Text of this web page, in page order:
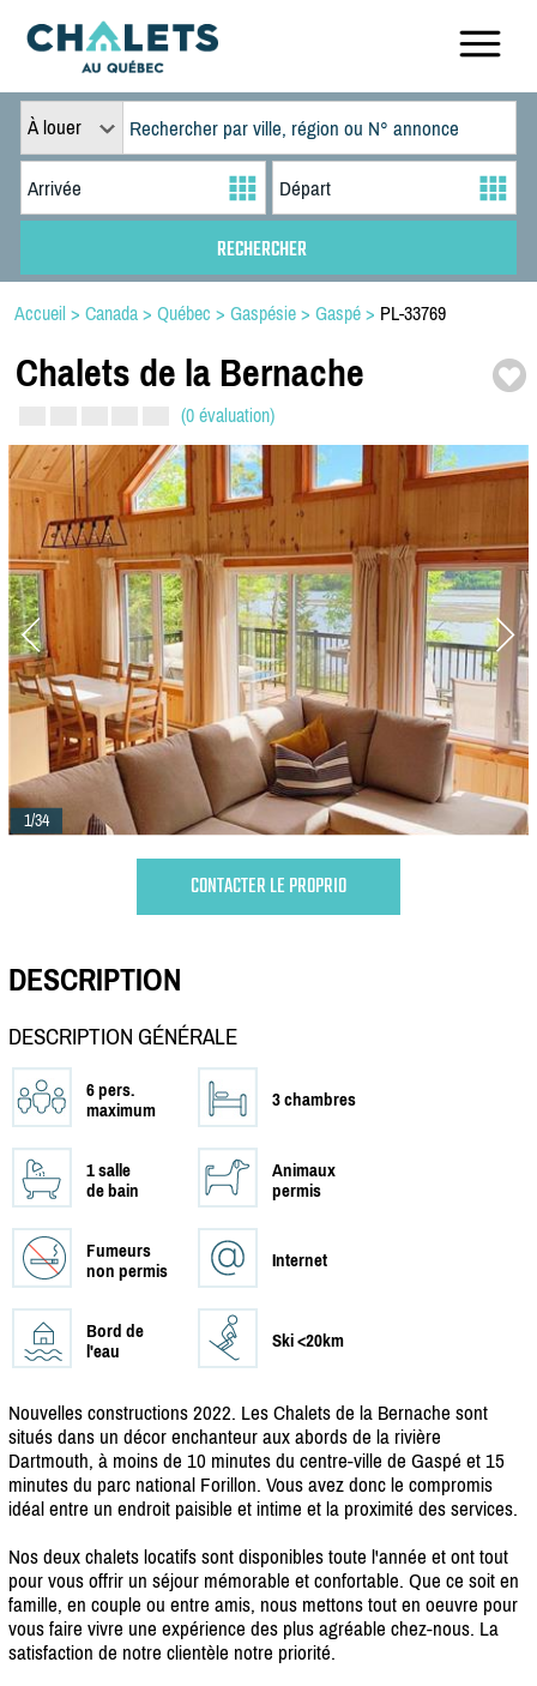
À louer
Accueil > Canada > Québec > Gaspésie > Gaspé > PL-33769
Chalets de la Bernache
(0 évaluation)
1/34
CONTACTER LE PROPRIO
DESCRIPTION
DESCRIPTION GÉNÉRALE
6 pers.
maximum
3 chambres
1 salle
de bain
Animaux
permis
Fumeurs
non permis
Internet
Bord de
l'eau
Ski <20km
Nouvelles constructions 2022. Les Chalets de la Bernache sont
situés dans un décor enchanteur aux abords de la rivière
Dartmouth, à moins de 10 minutes du centre-ville de Gaspé et 15
minutes du parc national Forillon. Vous avez donc le compromis
idéal entre un endroit paisible et intime et la proximité des services.
Nos deux chalets locatifs sont disponibles toute l'année et ont tout
pour vous offrir un séjour mémorable et confortable. Que ce soit en
famille, en couple ou entre amis, nous mettons tout en oeuvre pour
vous faire vivre une expérience des plus agréable chez-nous. La
satisfaction de notre clientèle notre priorité.